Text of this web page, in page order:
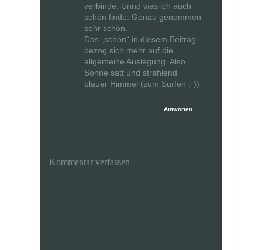
verbinde. Unnd was ich auch
schön finde. Genau genommen
sehr schön.
Das „schön“ in diesem Beitrag
bezog sich mehr auf die
allgemeine Auslegung. Also
Sonne satt und strahlend
blauer Himmel (zum Surfen ;·))
Antworten
Kommentar verfassen